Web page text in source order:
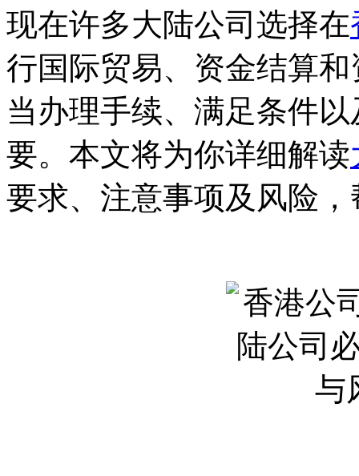
现在许多大陆公司选择在
行国际贸易、资金结算
当办理手续、满足条件
要。本文将为你详细解读
要求、注意事项及风险